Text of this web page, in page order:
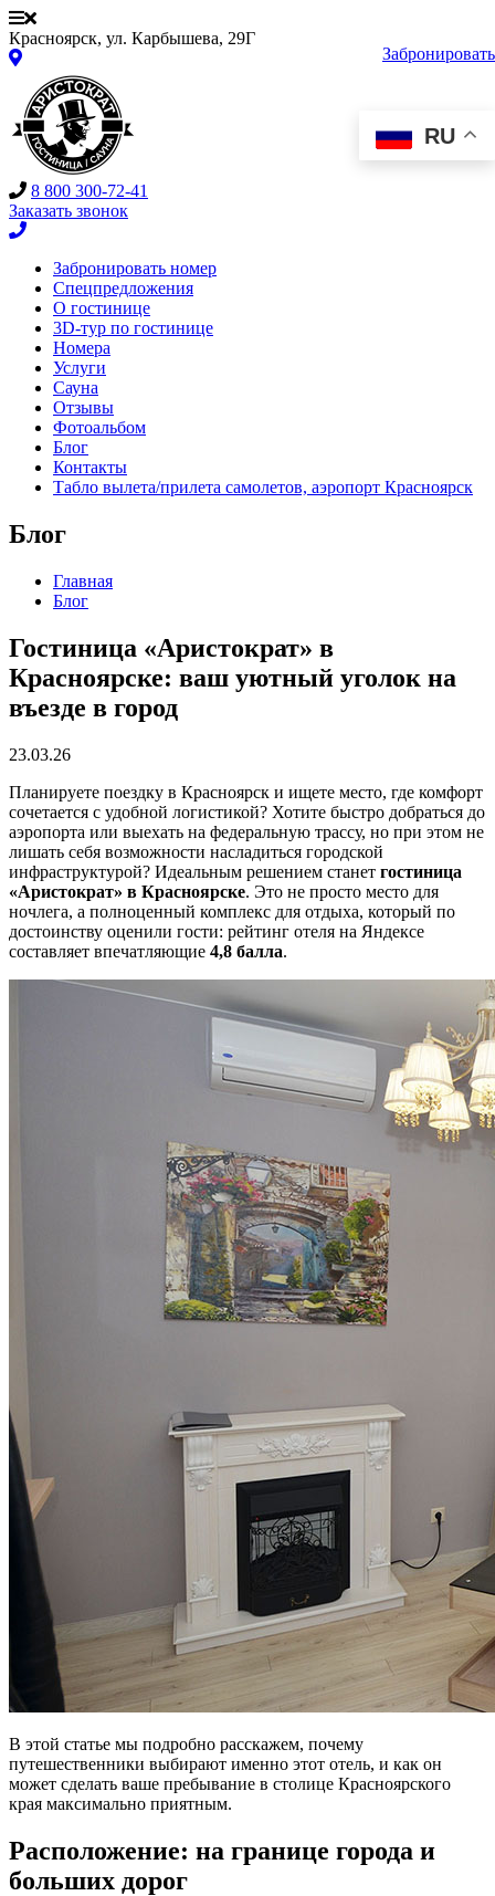
Красноярск, ул. Карбышева, 29Г
8 800 300-72-41
Заказать звонок
RU
Забронировать
Забронировать номер
Спецпредложения
О гостинице
3D-тур по гостинице
Номера
Услуги
Сауна
Отзывы
Фотоальбом
Блог
Контакты
Табло вылета/прилета самолетов, аэропорт Красноярск
Блог
Главная
Блог
Гостиница «Аристократ» в
Красноярске: ваш уютный уголок на
въезде в город
23.03.26
Планируете поездку в Красноярск и ищете место, где комфорт
сочетается с удобной логистикой? Хотите быстро добраться до
аэропорта или выехать на федеральную трассу, но при этом не
лишать себя возможности насладиться городской
инфраструктурой? Идеальным решением станет гостиница
«Аристократ» в Красноярске. Это не просто место для
ночлега, а полноценный комплекс для отдыха, который по
достоинству оценили гости: рейтинг отеля на Яндексе
составляет впечатляющие 4,8 балла.
В этой статье мы подробно расскажем, почему
путешественники выбирают именно этот отель, и как он
может сделать ваше пребывание в столице Красноярского
края максимально приятным.
Расположение: на границе города и
больших дорог